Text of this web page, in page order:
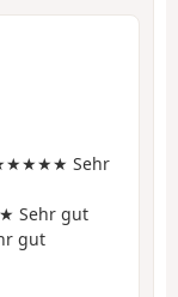
Sehr
Sehr gut
gut